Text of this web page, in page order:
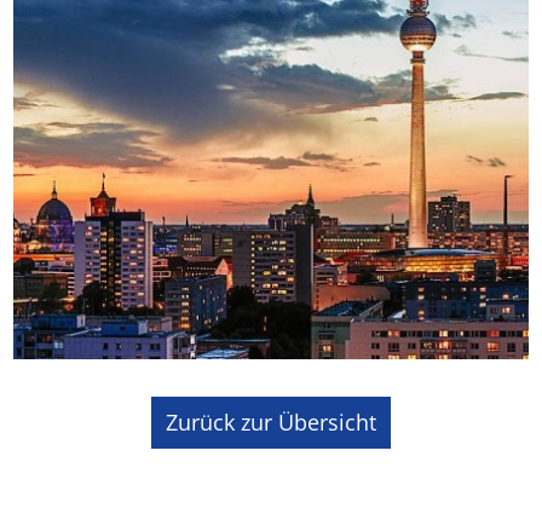
Zurück zur Übersicht